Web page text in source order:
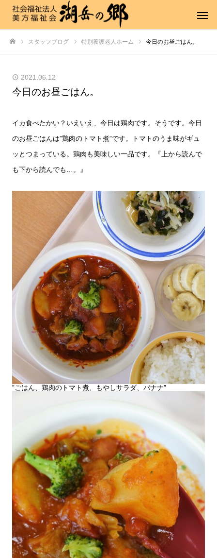
スタッフブログ 特別養護老人ホーム 今日のお昼ごはん。
2021.06.12
今日のお昼ごはん。
イカ食べたかい？いえいえ、今日は鶏肉です。そうです。今日
のお昼ごはんは”鶏肉のトマト煮”です。トマトのうま味がギュ
ッとつまっている。鶏肉も美味しい一品です。『上から読んで
も下から読んでも…。』
”ごはん、鶏肉のトマト煮、もやしサラダ、バナナ”